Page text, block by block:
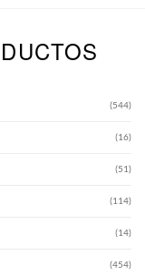
Las
opciones
(544)
(16)
(51)
(114)
(14)
(454)